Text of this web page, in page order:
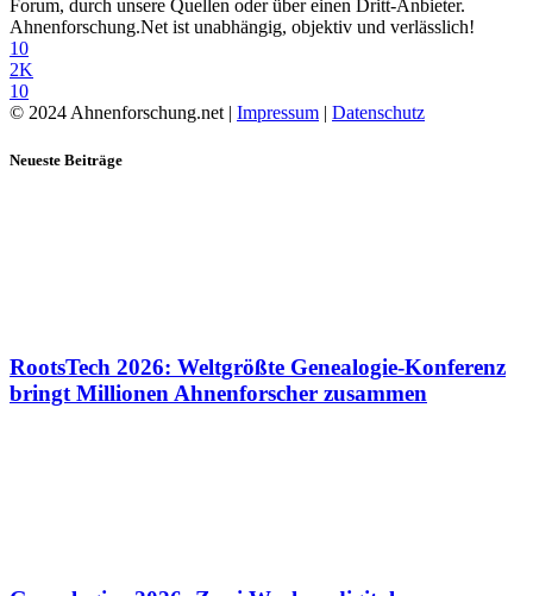
Forum, durch unsere Quellen oder über einen Dritt-Anbieter.
Ahnenforschung.Net ist unabhängig, objektiv und verlässlich!
10
2K
10
© 2024 Ahnenforschung.net | Impressum Datenschutz
Neueste Beiträge
RootsTech 2026: Weltgrößte Genealogie-Konferenz
bringt Millionen Ahnenforscher zusammen